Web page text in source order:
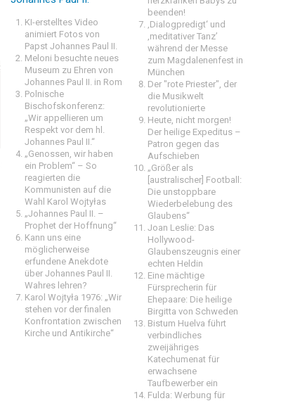
KI-erstelltes Video
animiert Fotos von
Papst Johannes Paul II.
Meloni besuchte neues
Museum zu Ehren von
Johannes Paul II. in Rom
Polnische
Bischofskonferenz:
„Wir appellieren um
Respekt vor dem hl.
Johannes Paul II.“
„Genossen, wir haben
ein Problem“ – So
reagierten die
Kommunisten auf die
Wahl Karol Wojtyłas
„Johannes Paul II. –
Prophet der Hoffnung“
Kann uns eine
möglicherweise
erfundene Anekdote
über Johannes Paul II.
Wahres lehren?
Karol Wojtyła 1976: „Wir
stehen vor der finalen
Konfrontation zwischen
Kirche und Antikirche“
beenden!
‚Dialogpredigt‘ und
‚meditativer Tanz’
während der Messe
zum Magdalenenfest in
München
Der "rote Priester", der
die Musikwelt
revolutionierte
Heute, nicht morgen!
Der heilige Expeditus –
Patron gegen das
Aufschieben
„Größer als
[australischer] Football:
Die unstoppbare
Wiederbelebung des
Glaubens“
Joan Leslie: Das
Hollywood-
Glaubenszeugnis einer
echten Heldin
Eine mächtige
Fürsprecherin für
Ehepaare: Die heilige
Birgitta von Schweden
Bistum Huelva führt
verbindliches
zweijähriges
Katechumenat für
erwachsene
Taufbewerber ein
Fulda: Werbung für